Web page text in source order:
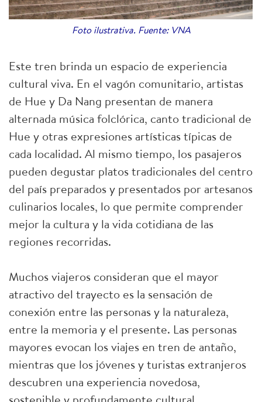
Foto ilustrativa. Fuente: VNA
Este tren brinda un espacio de experiencia
cultural viva. En el vagón comunitario, artistas
de Hue y Da Nang presentan de manera
alternada música folclórica, canto tradicional de
Hue y otras expresiones artísticas típicas de
cada localidad. Al mismo tiempo, los pasajeros
pueden degustar platos tradicionales del centro
del país preparados y presentados por artesanos
culinarios locales, lo que permite comprender
mejor la cultura y la vida cotidiana de las
regiones recorridas.
Muchos viajeros consideran que el mayor
atractivo del trayecto es la sensación de
conexión entre las personas y la naturaleza,
entre la memoria y el presente. Las personas
mayores evocan los viajes en tren de antaño,
mientras que los jóvenes y turistas extranjeros
descubren una experiencia novedosa,